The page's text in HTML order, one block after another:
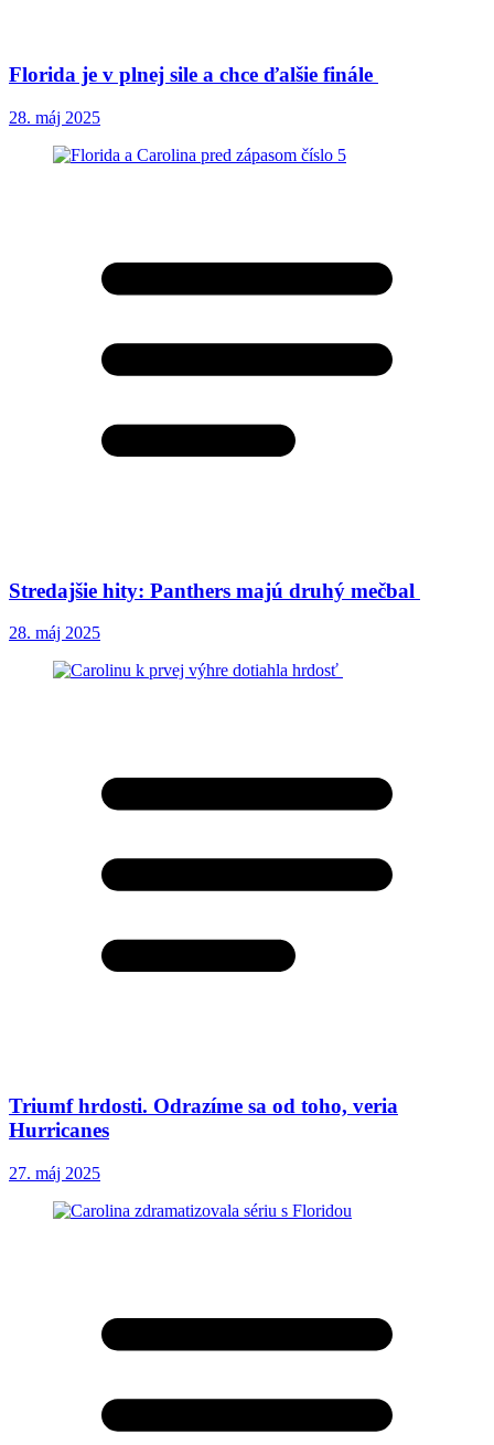
Florida je v plnej sile a chce ďalšie finále
28. máj 2025
Stredajšie hity: Panthers majú druhý mečbal
28. máj 2025
Triumf hrdosti. Odrazíme sa od toho, veria
Hurricanes
27. máj 2025